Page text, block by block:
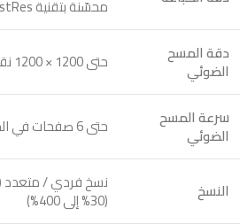
محسّنة بتقنية HP FastRes)
دقة المسح
الضوئي حتى 1200 × 1200 نقطة/بوصة (بصري)
سرعة المسح
الضوئي حتى 6 صفحات في الدقيقة (أبيض وأسود)
النسخ
(30% إلى 400%)